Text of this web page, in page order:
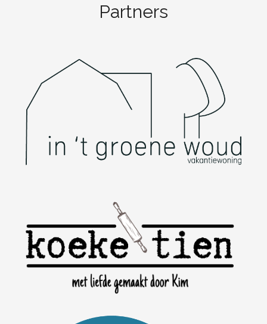
Partners